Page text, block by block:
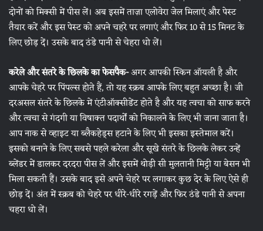
दोनों को मिक्सी में पीस लें। अब इसमें ताज़ा एलोवेरा जेल मिलाएं और पेस्ट
तैयार करें और इस पेस्ट को अपने चहरे पर लगाएं और फिर 10 से 15 मिनट के
लिए छोड़ दें। उसके बाद ठंडे पानी से चेहरा धो लें।
करेले और संतरे के छिलके का फेसपैक-अगर आपकी स्किन ऑयली है और
आपके चेहरे पर पिंपल्स होते हैं, तो यह स्क्रब आपके लिए बहुत अच्छा है। जी
दरअसल संतरे के छिलके में एंटीऑक्सीडेंट होते है और यह त्वचा को साफ करने
और त्वचा से गंदगी या विषाक्त पदार्थों को निकालने के लिए भी जाना जाता है।
आप नाक से व्हाइट या ब्लैकहेड्स हटाने के लिए भी इसका इस्तेमाल करें।
इसको बनाने के लिए सबसे पहले करेला और सूखे संतरे के छिलके लेकर उन्हें
ब्लेंडर में डालकर दरदरा पीस लें और इसमें थोड़ी सी मुलतानी मिट्टी या बेसन भी
मिला सकती हैं। उसके बाद इसे अपने चेहरे पर लगाकर कुछ देर के लिए ऐसे ही
छोड़ दें। अंत में स्क्रब को चेहरे पर धीरे-धीरे रगड़ें और फिर ठंडे पानी से अपना
चहरा धो लें।